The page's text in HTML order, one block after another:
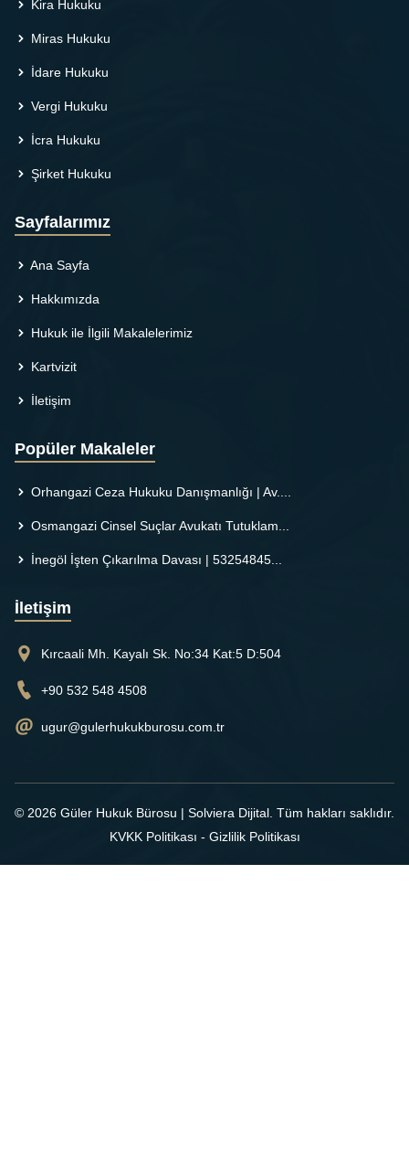
Kira Hukuku
Miras Hukuku
İdare Hukuku
Vergi Hukuku
İcra Hukuku
Şirket Hukuku
Sayfalarımız
Ana Sayfa
Hakkımızda
Hukuk ile İlgili Makalelerimiz
Kartvizit
İletişim
Popüler Makaleler
Orhangazi Ceza Hukuku Danışmanlığı | Av....
Osmangazi Cinsel Suçlar Avukatı Tutuklam...
İnegöl İşten Çıkarılma Davası | 53254845...
İletişim
Kırcaali Mh. Kayalı Sk. No:34 Kat:5 D:504
+90 532 548 4508
ugur@gulerhukukburosu.com.tr
© 2026 Güler Hukuk Bürosu | Solviera Dijital . Tüm hakları saklıdır.
KVKK Politikası - Gizlilik Politikası